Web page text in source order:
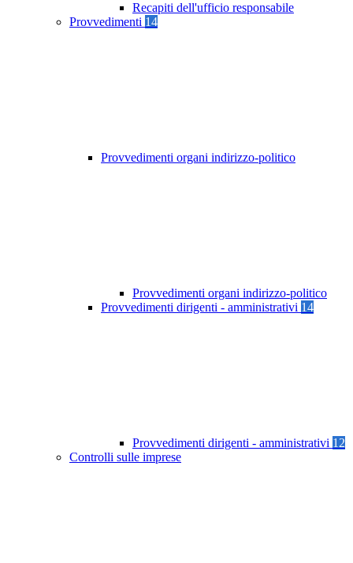
Recapiti dell'ufficio responsabile
Provvedimenti 14
Provvedimenti organi indirizzo-politico
Provvedimenti organi indirizzo-politico
Provvedimenti dirigenti - amministrativi 14
Provvedimenti dirigenti - amministrativi 12
Controlli sulle imprese